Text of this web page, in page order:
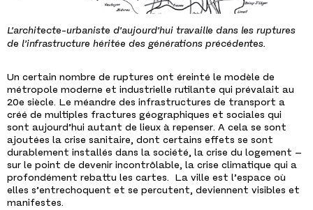
L’architecte-urbaniste d’aujourd’hui travaille dans les ruptures
de l’infrastructure héritée des générations précédentes.
Un certain nombre de ruptures ont éreinté le modèle de
métropole moderne et industrielle rutilante qui prévalait au
20e siècle. Le méandre des infrastructures de transport a
créé de multiples fractures géographiques et sociales qui
sont aujourd’hui autant de lieux à repenser. A cela se sont
ajoutées la crise sanitaire, dont certains effets se sont
durablement installés dans la société, la crise du logement –
sur le point de devenir incontrôlable, la crise climatique qui a
profondément rebattu les cartes. La ville est l’espace où
elles s’entrechoquent et se percutent, deviennent visibles et
manifestes.